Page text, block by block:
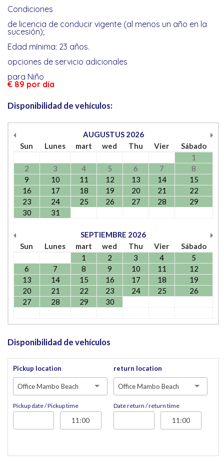
Condiciones
de licencia de conducir vigente (al menos un año en la
sucesión);
Edad mínima: 23 años.
opciones de servicio adicionales
para Niño
€ 89 por día
Disponibilidad de vehículos:
AUGUSTUS 2026
Sun
Lunes mart wed Thu Vier
Sábado
1
2
3 4 5 6 7
8
9
10 11 12 13 14
15
16
17 18 19 20 21
22
23
24 25 26 27 28
29
30
31
SEPTIEMBRE 2026
Sun
Lunes mart wed Thu Vier
Sábado
1
2 3 4
5
6
7 8 9 10 11
12
13
14 15 16 17 18
19
20
21 22 23 24 25
26
27
28 29 30
Disponibilidad de vehículos
Pickup location
Office Mambo Beach
Pickup date / Pickup time
return location
Office Mambo Beach
Date return / return time